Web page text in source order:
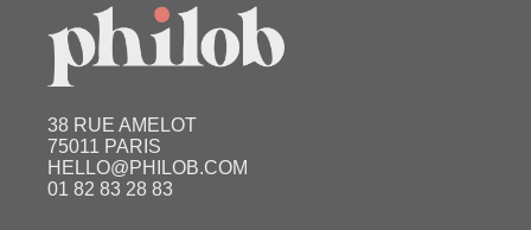
38 RUE AMELOT
75011 PARIS
HELLO@PHILOB.COM
01 82 83 28 83